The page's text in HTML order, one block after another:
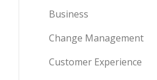
Business
Change Management
Customer Experience